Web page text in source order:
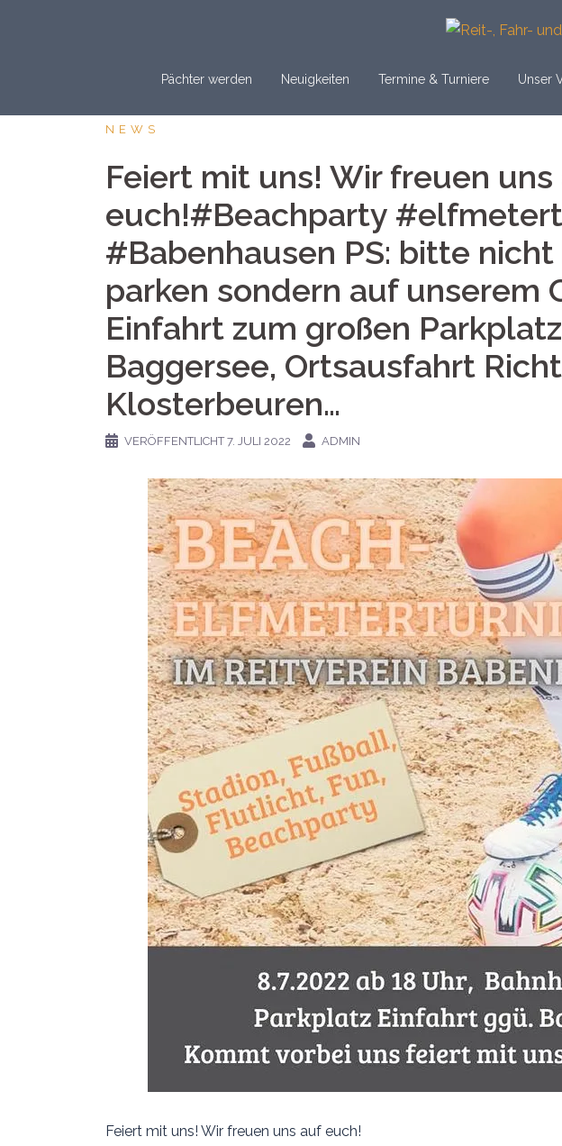
Pächter werden Neuigkeiten Termine & Turniere Unser
NEWS
Feiert mit uns! Wir freuen uns
euch!#Beachparty
#Babenhausen PS: bitte nicht
parken sondern auf unserem
Einfahrt zum großen
Baggersee, Ortsausfahrt
Klosterbeuren…
VERÖFFENTLICHT7. JULI 2022 ADMIN
Feiert mit uns! Wir freuen uns auf euch!